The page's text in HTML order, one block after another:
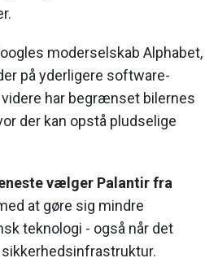
moderselskab Alphabet,
på yderligere software-
har begrænset bilernes
der kan opstå pludselige
vælger Palantir fra
at gøre sig mindre
teknologi - også når det